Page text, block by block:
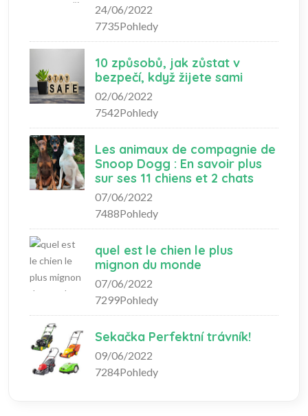
24/06/2022
7735Pohledy
10 způsobů, jak zůstat v
bezpečí, když žijete sami
02/06/2022
7542Pohledy
Les animaux de compagnie de
Snoop Dogg : En savoir plus
sur ses 11 chiens et 2 chats
07/06/2022
7488Pohledy
quel est le chien le plus
mignon du monde
07/06/2022
7299Pohledy
Sekačka Perfektní trávník!
09/06/2022
7284Pohledy